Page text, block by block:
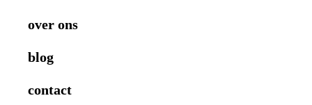
over ons
blog
contact